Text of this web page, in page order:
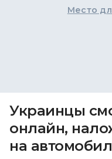
Место
Украинцы
онлайн,
на